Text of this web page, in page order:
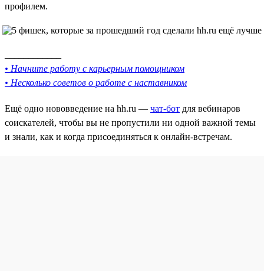
профилем.
• Начните работу с карьерным помощником
• Несколько советов о работе с наставником
Ещё одно нововведение на hh.ru — чат-бот для вебинаров
соискателей, чтобы вы не пропустили ни одной важной темы
и знали, как и когда присоединяться к онлайн-встречам.